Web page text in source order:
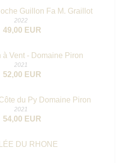
Guillon Fa M. Graillot
2022
49,00 EUR
à Vent - Domaine Piron
2021
52,00 EUR
du Py Domaine Piron
2021
54,00 EUR
DU RHONE